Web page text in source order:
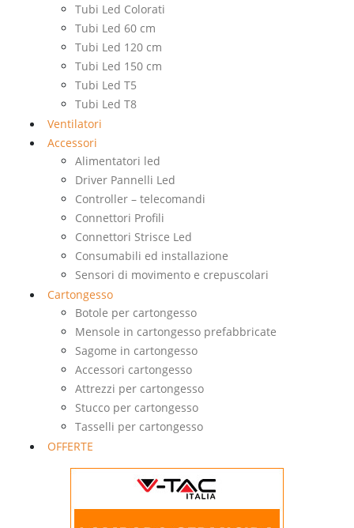
Tubi Led Colorati
Tubi Led 60 cm
Tubi Led 120 cm
Tubi Led 150 cm
Tubi Led T5
Tubi Led T8
Ventilatori
Accessori
Alimentatori led
Driver Pannelli Led
Controller – telecomandi
Connettori Profili
Connettori Strisce Led
Consumabili ed installazione
Sensori di movimento e crepuscolari
Cartongesso
Botole per cartongesso
Mensole in cartongesso prefabbricate
Sagome in cartongesso
Accessori cartongesso
Attrezzi per cartongesso
Stucco per cartongesso
Tasselli per cartongesso
OFFERTE